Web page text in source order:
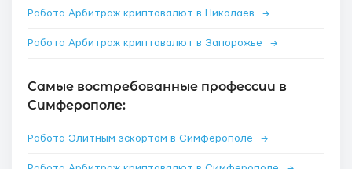
Работа Арбитраж криптовалют в Николаев →
Работа Арбитраж криптовалют в Запорожье →
Самые востребованные профессии в
Симферополе:
Работа Элитным эскортом в Симферополе →